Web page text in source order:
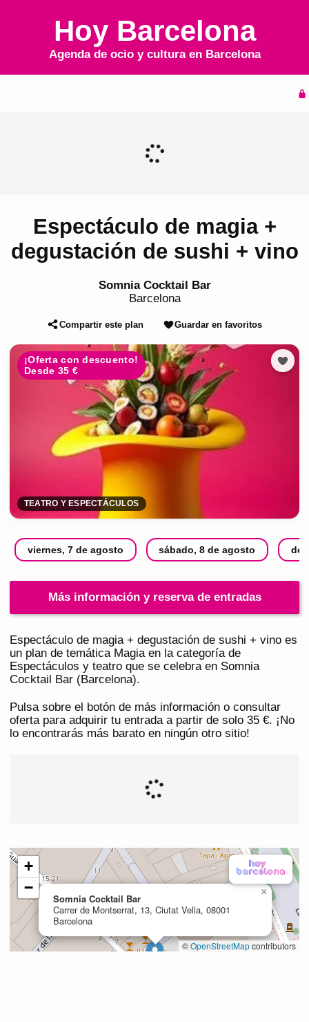
Hoy Barcelona
Agenda de ocio y cultura en Barcelona
Espectáculo de magia +
degustación de sushi + vino
Somnia Cocktail Bar
Barcelona
Compartir este plan Guardar en favoritos
¡Oferta con descuento!
Desde 35 €
TEATRO Y ESPECTÁCULOS
viernes, 7 de agosto sábado, 8 de agosto
Más información y reserva de entradas
Espectáculo de magia + degustación de sushi + vino es
un plan de temática Magia en la categoría de
Espectáculos y teatro que se celebra en Somnia
Cocktail Bar (Barcelona).
Pulsa sobre el botón de más información o consultar
oferta para adquirir tu entrada a partir de solo 35 €. ¡No
lo encontrarás más barato en ningún otro sitio!